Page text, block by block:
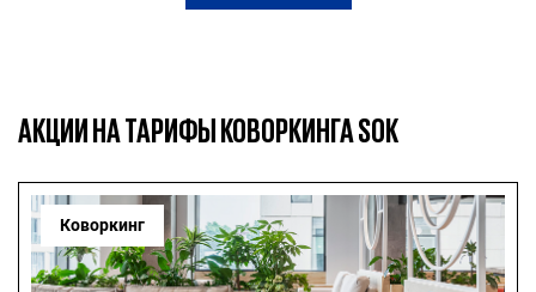
АКЦИИ НА ТАРИФЫ КОВОРКИНГА SOK
Коворкинг